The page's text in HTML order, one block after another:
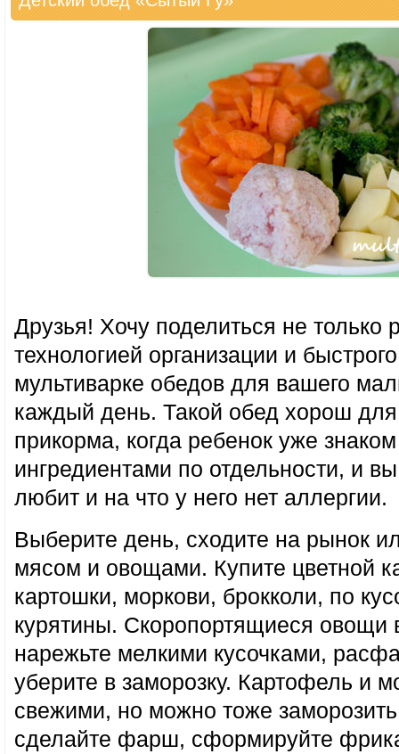
Друзья! Хочу поделиться не только
технологией организации и
мультиварке обедов для вашего
каждый день. Такой обед хорош для
прикорма, когда ребенок уже
ингредиентами по отдельности, и
любит и на что у него нет аллергии.
Выберите день, сходите на рынок
мясом и овощами. Купите цветной
картошки, моркови, брокколи, по
курятины. Скоропортящиеся овощи
нарежьте мелкими кусочками,
уберите в заморозку. Картофель и
свежими, но можно тоже
сделайте фарш, сформируйте